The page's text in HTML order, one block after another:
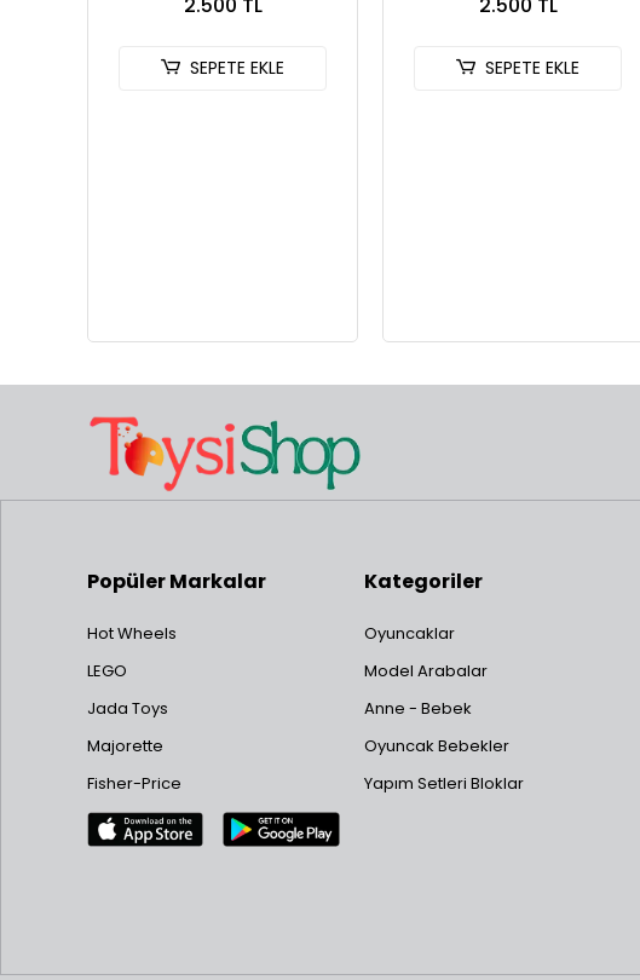
SEPETE EKLE SEPETE EKLE
Popüler Markalar
Hot Wheels
LEGO
Jada Toys
Majorette
Fisher-Price
Kategoriler
Oyuncaklar
Model Arabalar
Anne - Bebek
Oyuncak Bebekler
Yapım Setleri Bloklar